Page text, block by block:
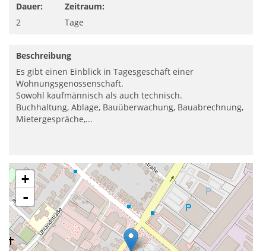
Dauer:
2
Zeitraum:
Tage
Beschreibung
Es gibt einen Einblick in Tagesgeschäft einer
Wohnungsgenossenschaft.
Sowohl kaufmännisch als auch technisch.
Buchhaltung, Ablage, Bauüberwachung, Bauabrechnung,
Mietergespräche,...
+
-